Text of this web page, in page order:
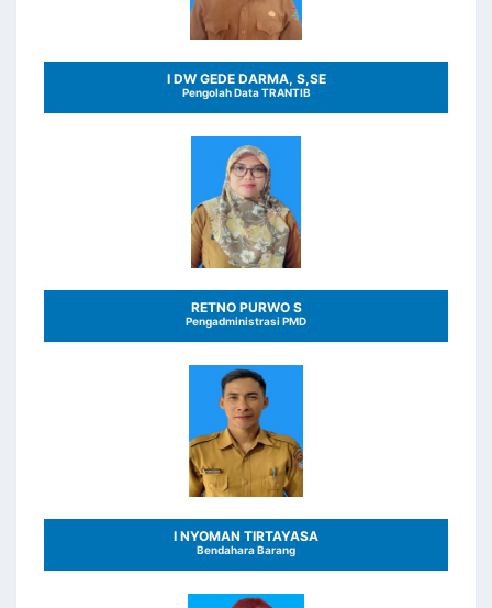
I DW GEDE DARMA, S,SE
Pengolah Data TRANTIB
RETNO PURWO S
Pengadministrasi PMD
I NYOMAN TIRTAYASA
Bendahara Barang